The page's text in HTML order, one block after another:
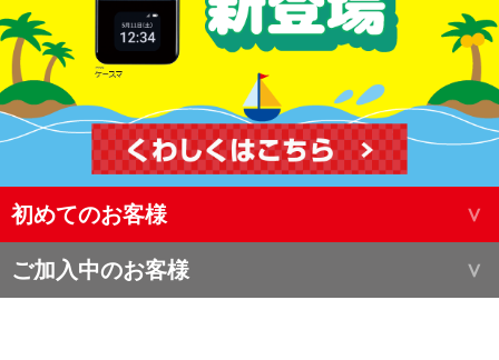
初めてのお客様
ご加入中のお客様